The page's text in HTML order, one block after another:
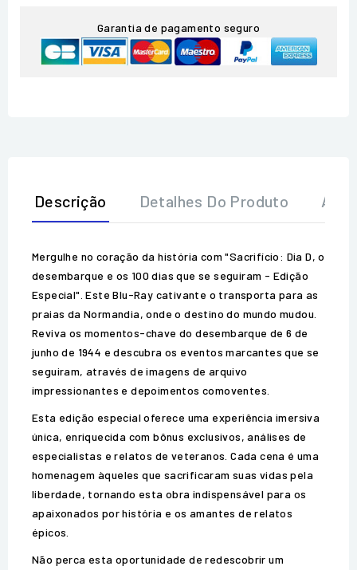
Garantia de pagamento seguro
Descrição Detalhes Do Produto
Mergulhe no coração da história com "Sacrifício: Dia D, o
desembarque e os 100 dias que se seguiram - Edição
Especial". Este Blu-Ray cativante o transporta para as
praias da Normandia, onde o destino do mundo mudou.
Reviva os momentos-chave do desembarque de 6 de
junho de 1944 e descubra os eventos marcantes que se
seguiram, através de imagens de arquivo
impressionantes e depoimentos comoventes.
Esta edição especial oferece uma experiência imersiva
única, enriquecida com bônus exclusivos, análises de
especialistas e relatos de veteranos. Cada cena é uma
homenagem àqueles que sacrificaram suas vidas pela
liberdade, tornando esta obra indispensável para os
apaixonados por história e os amantes de relatos
épicos.
Não perca esta oportunidade de redescobrir um